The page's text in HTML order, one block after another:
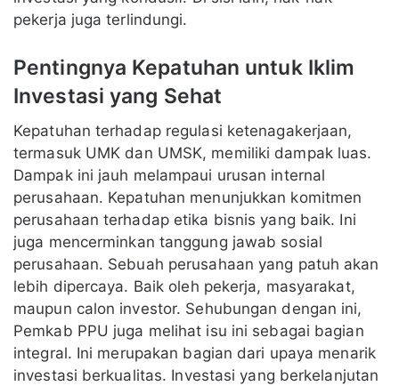
pekerja juga terlindungi.
Pentingnya Kepatuhan untuk Iklim
Investasi yang Sehat
Kepatuhan terhadap regulasi ketenagakerjaan,
termasuk UMK dan UMSK, memiliki dampak luas.
Dampak ini jauh melampaui urusan internal
perusahaan. Kepatuhan menunjukkan komitmen
perusahaan terhadap etika bisnis yang baik. Ini
juga mencerminkan tanggung jawab sosial
perusahaan. Sebuah perusahaan yang patuh akan
lebih dipercaya. Baik oleh pekerja, masyarakat,
maupun calon investor. Sehubungan dengan ini,
Pemkab PPU juga melihat isu ini sebagai bagian
integral. Ini merupakan bagian dari upaya menarik
investasi berkualitas. Investasi yang berkelanjutan